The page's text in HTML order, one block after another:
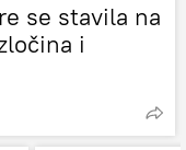
se stavila na
i